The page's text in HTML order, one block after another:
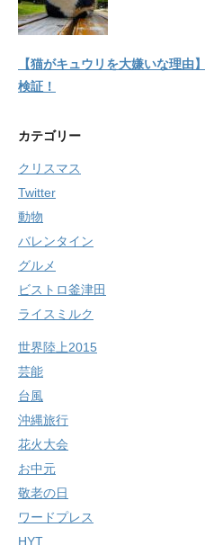
【猫がキュウリを大嫌いな理由
検証！
カテゴリー
クリスマス
Twitter
動物
バレンタイン
グルメ
ビストロ釜津田
ライスミルク
世界陸上2015
芸能
台風
沖縄旅行
花火大会
お中元
敬老の日
ワードプレス
HYT